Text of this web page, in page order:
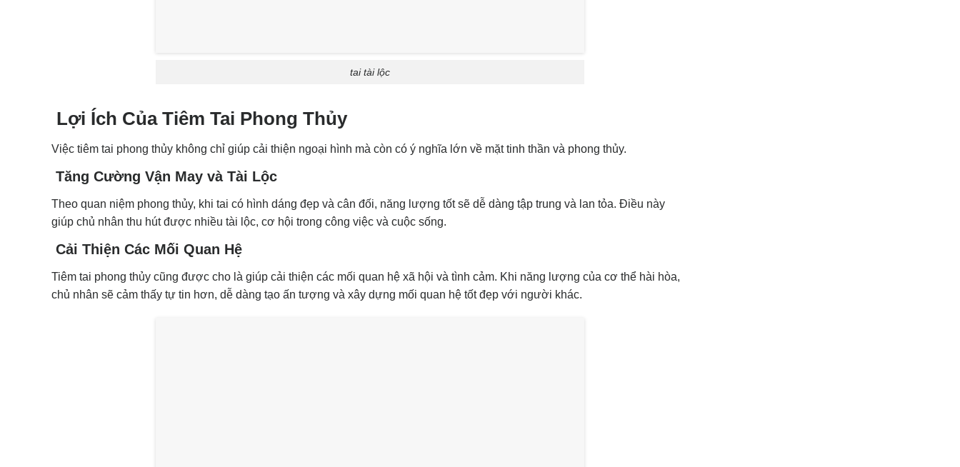
tai tài lộc
Lợi Ích Của Tiêm Tai Phong Thủy
Việc tiêm tai phong thủy không chỉ giúp cải thiện ngoại hình mà còn có ý nghĩa lớn về mặt tinh thần và phong thủy.
Tăng Cường Vận May và Tài Lộc
Theo quan niệm phong thủy, khi tai có hình dáng đẹp và cân đối, năng lượng tốt sẽ dễ dàng tập trung và lan tỏa. Điều này
giúp chủ nhân thu hút được nhiều tài lộc, cơ hội trong công việc và cuộc sống.
Cải Thiện Các Mối Quan Hệ
Tiêm tai phong thủy cũng được cho là giúp cải thiện các mối quan hệ xã hội và tình cảm. Khi năng lượng của cơ thể hài hòa,
chủ nhân sẽ cảm thấy tự tin hơn, dễ dàng tạo ấn tượng và xây dựng mối quan hệ tốt đẹp với người khác.